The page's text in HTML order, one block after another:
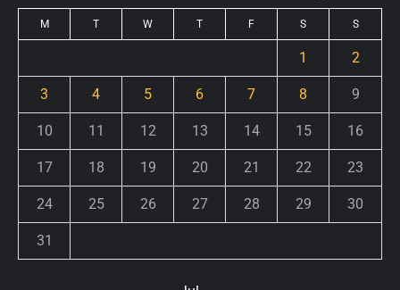
M T W T F S S
1 2
3 4 5 6 7 8 9
10 11 12 13 14 15 16
17 18 19 20 21 22 23
24 25 26 27 28 29 30
31